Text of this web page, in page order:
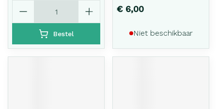
Bestel
€ 6,00
Niet beschikbaar